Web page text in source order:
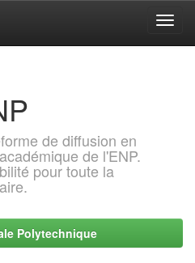
de diffusion en
de l'ENP.
pour toute la
Polytechnique